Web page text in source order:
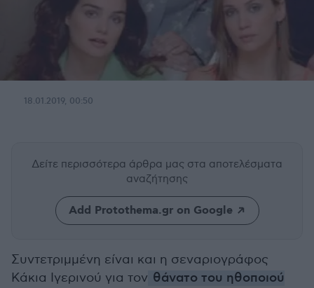
18.01.2019, 00:50
Δείτε περισσότερα άρθρα μας στα αποτελέσματα
αναζήτησης
Add Protothema.gr on Google
Συντετριμμένη είναι και η σεναριογράφος
Κάκια Ιγερινού για τον θάνατο του ηθοποιού